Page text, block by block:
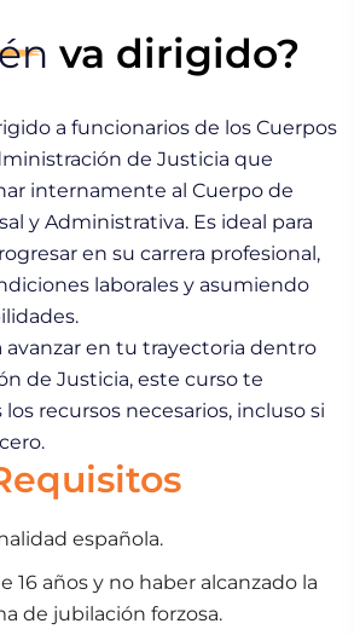
va dirigido?
a funcionarios de los Cuerpos
de Justicia que
internamente al Cuerpo de
y Administrativa. Es ideal para
en su carrera profesional,
laborales y asumiendo
avanzar en tu trayectoria dentro
de Justicia, este curso te
recursos necesarios, incluso si
española.
16 años y no haber alcanzado la
de jubilación forzosa.